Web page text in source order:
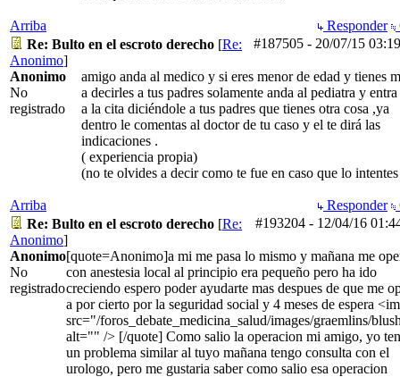
Arriba Responder
#187505 - 20/07/15
Re: Bulto en el escroto derecho [Re:
Anonimo]
Anonimo
No
registrado
amigo anda al medico y si eres menor de edad y tienes
a decirles a tus padres solamente anda al pediatra y
a la cita diciéndole a tus padres que tienes otra cosa ,ya
dentro le comentas al doctor de tu caso y el te dirá las
indicaciones .
( experiencia propia)
(no te olvides a decir como te fue en caso que lo
Arriba Responder
#193204 - 12/04/16
Re: Bulto en el escroto derecho [Re:
Anonimo]
Anonimo
No
registrado
[quote=Anonimo]a mi me pasa lo mismo y mañana me
con anestesia local al principio era pequeño pero ha ido
creciendo espero poder ayudarte mas despues de que me
a por cierto por la seguridad social y 4 meses de espera
src="/foros_debate_medicina_salud/images/graemlins/
alt="" /> [/quote] Como salio la operacion mi amigo, yo
un problema similar al tuyo mañana tengo consulta con el
urologo, pero me gustaria saber como salio esa operacion